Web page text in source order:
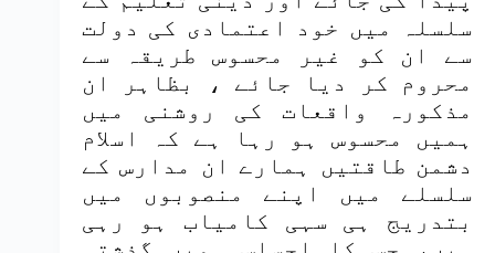
سلسلہ میں خود اعتمادی کی دولت
سے ان کو غیر محسوس طریقہ سے
محروم کر دیا جائے ، بظاہر ان
مذکورہ واقعات کی روشنی میں
ہمیں محسوس ہو رہا ہے کہ اسلام
دشمن طاقتیں ہمارے ان مدارس کے
سلسلے میں اپنے منصوبوں میں
بتدریج ہی سہی کامیاب ہو رہی